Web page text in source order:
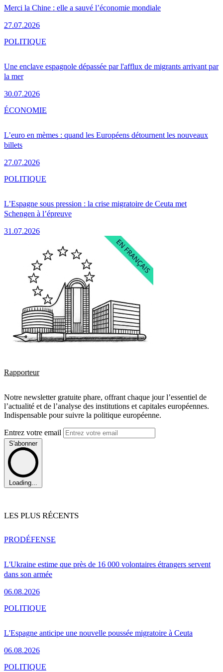
Merci la Chine : elle a sauvé l’économie mondiale
27.07.2026
Une enclave espagnole dépassée par l'afflux de migrants arrivant par
la mer
30.07.2026
POLITIQUE
L’euro en mèmes : quand les Européens détournent les nouveaux
billets
27.07.2026
ÉCONOMIE
L’Espagne sous pression : la crise migratoire de Ceuta met
Schengen à l’épreuve
31.07.2026
POLITIQUE
Rapporteur
Notre newsletter gratuite phare, offrant chaque jour l’essentiel de
l’actualité et de l’analyse des institutions et capitales européennes.
Indispensable pour suivre la politique européenne.
Entrez votre email
S'abonner
Loading...
LES PLUS RÉCENTS
L'Ukraine estime que près de 16 000 volontaires étrangers servent
dans son armée
06.08.2026
PRODÉFENSE
L'Espagne anticipe une nouvelle poussée migratoire à Ceuta
06.08.2026
POLITIQUE
POLITIQUE